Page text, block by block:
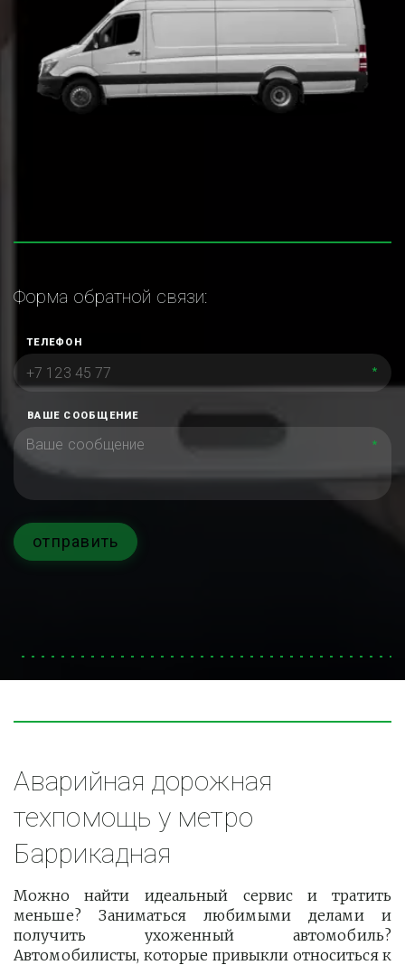
Форма обратной связи:
ТЕЛЕФОН
*
ВАШЕ СООБЩЕНИЕ
*
отправить
Аварийная дорожная
техпомощь у метро
Баррикадная
Можно найти идеальный сервис и тратить
меньше? Заниматься любимыми делами и
получить ухоженный автомобиль?
Автомобилисты, которые привыкли относиться к